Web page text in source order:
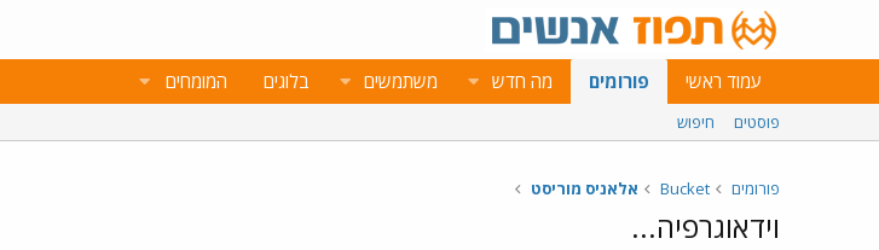
עמוד ראשי פורומים מה חדש משתמשים בלוגים המומחים
פוסטים חיפוש
פורומים Bucket אלאניס מוריסט
וידאוגרפיה...